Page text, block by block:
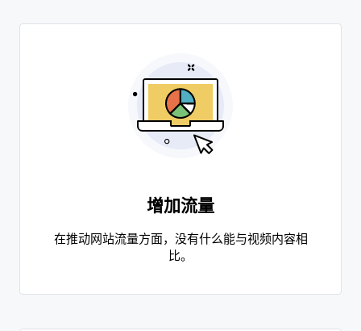
增加流量
在推动网站流量方面，没有什么能与视频内容相
比。